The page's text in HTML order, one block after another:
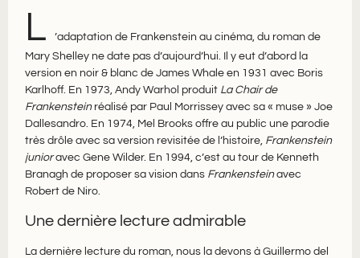
L
’adaptation de Frankenstein au cinéma, du roman de
Mary Shelley ne date pas d’aujourd’hui. Il y eut d’abord la
version en noir & blanc de James Whale en 1931 avec Boris
Karlhoff. En 1973, Andy Warhol produit La Chair de
Frankensteinréalisé par Paul Morrissey avec sa « muse » Joe
Dallesandro. En 1974, Mel Brooks offre au public une parodie
très drôle avec sa version revisitée de l’histoire, Frankenstein
junioravec Gene Wilder. En 1994, c’est au tour de Kenneth
Branagh de proposer sa vision dans Frankensteinavec
Robert de Niro.
Une dernière lecture admirable
La dernière lecture du roman, nous la devons à Guillermo del